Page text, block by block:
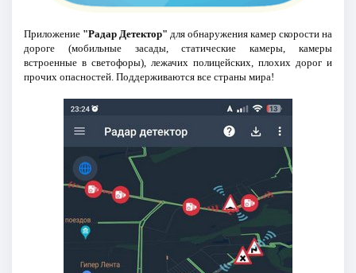
Приложение "Радар Детектор" для обнаружения камер скорости на
дороге (мобильные засады, статические камеры, камеры
встроенные в светофоры), лежачих полицейских, плохих дорог и
прочих опасностей. Поддерживаются все страны мира!